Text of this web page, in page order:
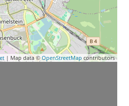
| Map data ©OpenStreetMap contributors